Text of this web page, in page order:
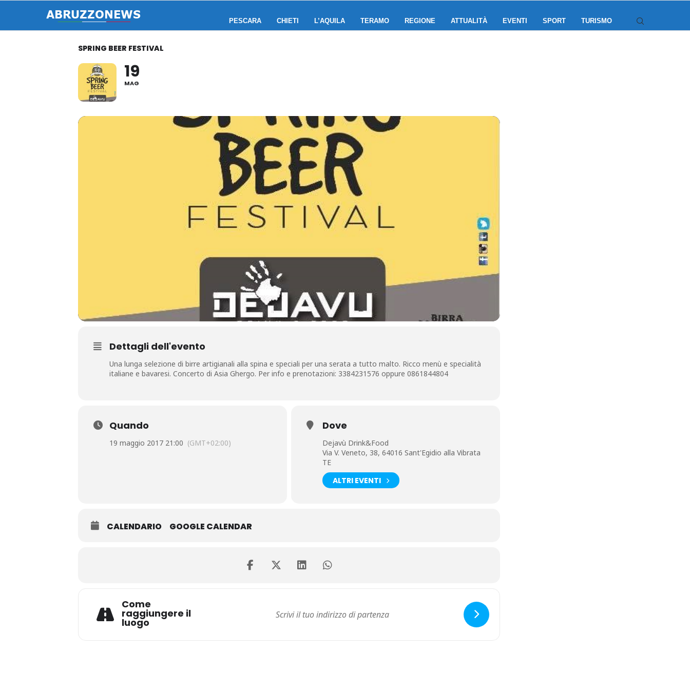
PESCARA CHIETI L’AQUILA TERAMO REGIONE ATTUALITÀ EVENTI SPORT TURISMO
SPRING BEER FESTIVAL
19
MAG
Dettagli dell'evento
Una lunga selezione di birre artigianali alla spina e speciali per una serata a tutto malto. Ricco menù e specialità
italiane e bavaresi. Concerto di Asia Ghergo. Per info e prenotazioni: 3384231576 oppure 0861844804
Quando
19 maggio 2017 21:00 (GMT+02:00)
Dove
Dejavù Drink&Food
Via V. Veneto, 38, 64016 Sant'Egidio alla Vibrata
TE
ALTRI EVENTI
CALENDARIO GOOGLE CALENDAR
Come
raggiungere il
luogo